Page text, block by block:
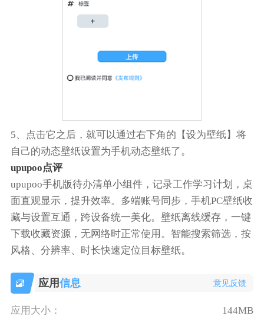
5、点击它之后，就可以通过右下角的【设为壁纸】将
自己的动态壁纸设置为手机动态壁纸了。
upupoo点评
upupoo手机版待办清单小组件，记录工作学习计划，桌
面直观显示，提升效率。多端账号同步，手机PC壁纸收
藏与设置互通，跨设备统一美化。壁纸离线缓存，一键
下载收藏资源，无网络时正常使用。智能搜索筛选，按
风格、分辨率、时长快速定位目标壁纸。
应用信息 意见反馈
应用大小： 144MB